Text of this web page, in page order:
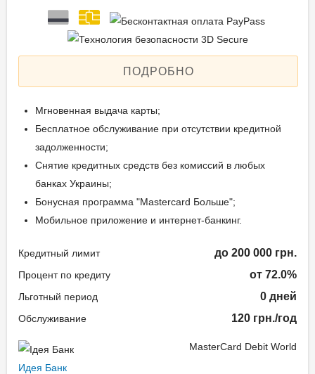
ПОДРОБНО
Мгновенная выдача карты;
Бесплатное обслуживание при отсутствии кредитной
задолженности;
Снятие кредитных средств без комиссий в любых
банках Украины;
Бонусная программа "Mastercard Больше";
Мобильное приложение и интернет-банкинг.
Кредитный лимит до 200 000 грн.
Процент по кредиту от 72.0%
Льготный период 0 дней
Обслуживание 120 грн./год
Идея Банк
MasterCard Debit World